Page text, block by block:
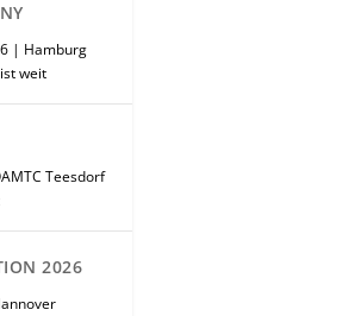
| Hamburg
weit
Teesdorf
2026